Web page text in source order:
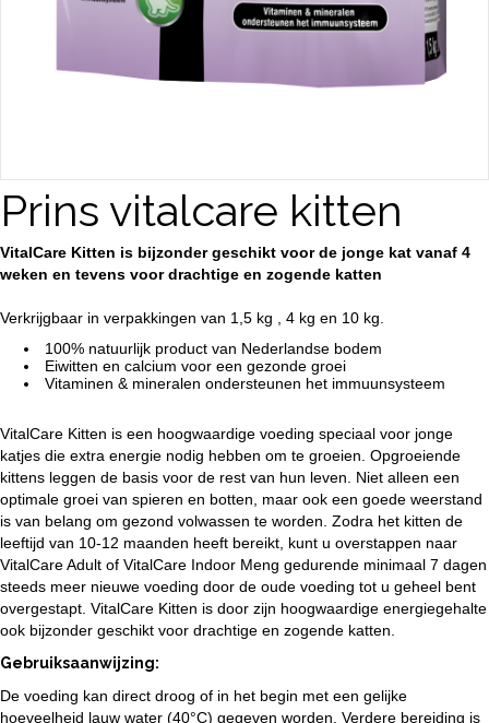
Prins vitalcare kitten
VitalCare Kitten is bijzonder geschikt voor de jonge kat vanaf 4
weken en tevens voor drachtige en zogende katten
Verkrijgbaar in verpakkingen van 1,5 kg , 4 kg en 10 kg.
100% natuurlijk product van Nederlandse bodem
Eiwitten en calcium voor een gezonde groei
Vitaminen & mineralen ondersteunen het immuunsysteem
VitalCare Kitten is een hoogwaardige voeding speciaal voor jonge
katjes die extra energie nodig hebben om te groeien. Opgroeiende
kittens leggen de basis voor de rest van hun leven. Niet alleen een
optimale groei van spieren en botten, maar ook een goede weerstand
is van belang om gezond volwassen te worden. Zodra het kitten de
leeftijd van 10-12 maanden heeft bereikt, kunt u overstappen naar
VitalCare Adult of VitalCare Indoor Meng gedurende minimaal 7 dagen
steeds meer nieuwe voeding door de oude voeding tot u geheel bent
overgestapt. VitalCare Kitten is door zijn hoogwaardige energiegehalte
ook bijzonder geschikt voor drachtige en zogende katten.
Gebruiksaanwijzing:
De voeding kan direct droog of in het begin met een gelijke
hoeveelheid lauw water (40°C) gegeven worden. Verdere bereiding is